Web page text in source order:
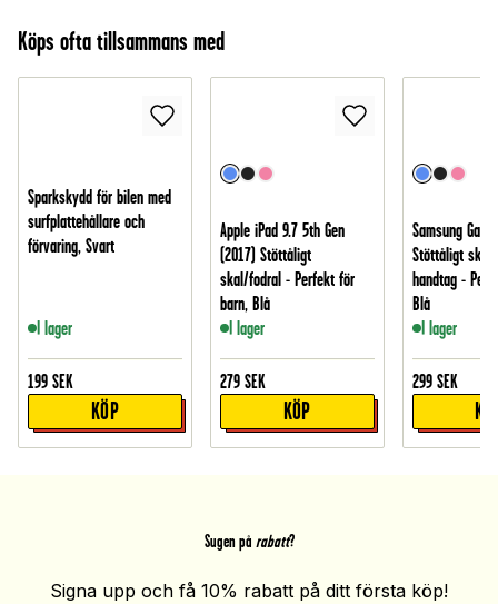
Köps ofta tillsammans med
Sparkskydd för bilen med
surfplattehållare och
förvaring, Svart
I lager
199 SEK
KÖP
Apple iPad 9.7 5th Gen
(2017) Stöttåligt
skal/fodral - Perfekt för
barn, Blå
I lager
279 SEK
KÖP
Samsung
Stöttåligt
handtag -
Blå
I lager
299 SEK
Sugen på rabatt?
Signa upp och få 10% rabatt på ditt första köp!